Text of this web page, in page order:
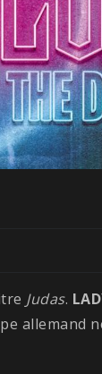
Judas.
allemand